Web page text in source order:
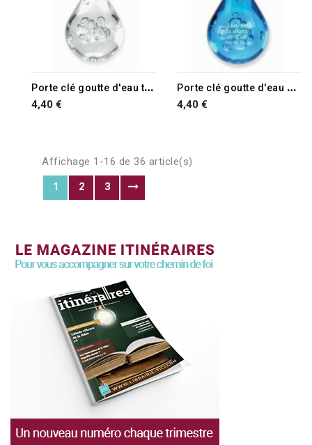
P
orte clé goutte d'eau transparente
4,40 €
P
orte clé goutte d'eau bleue
4,40 €
Affichage 1-16 de 36 article(s)
1
2 3